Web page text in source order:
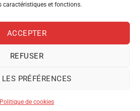
caractéristiques et fonctions.
ACCEPTER
REFUSER
LES PRÉFÉRENCES
Politique de cookies
2026 ©Pro Distribution